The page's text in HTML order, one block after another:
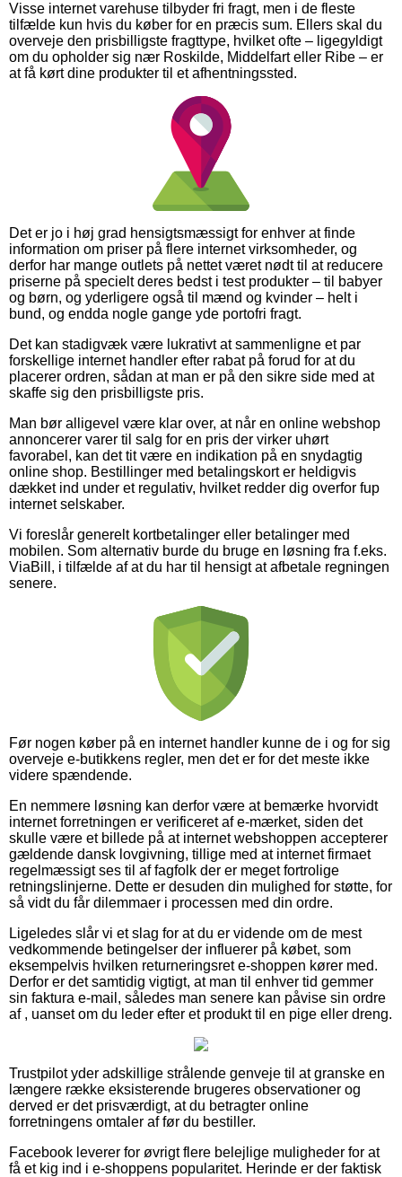
Visse internet varehuse tilbyder fri fragt, men i de fleste
tilfælde kun hvis du køber for en præcis sum. Ellers skal du
overveje den prisbilligste fragttype, hvilket ofte – ligegyldigt
om du opholder sig nær Roskilde, Middelfart eller Ribe – er
at få kørt dine produkter til et afhentningssted.
Det er jo i høj grad hensigtsmæssigt for enhver at finde
information om priser på flere internet virksomheder, og
derfor har mange outlets på nettet været nødt til at reducere
priserne på specielt deres bedst i test produkter – til babyer
og børn, og yderligere også til mænd og kvinder – helt i
bund, og endda nogle gange yde portofri fragt.
Det kan stadigvæk være lukrativt at sammenligne et par
forskellige internet handler efter rabat på forud for at du
placerer ordren, sådan at man er på den sikre side med at
skaffe sig den prisbilligste pris.
Man bør alligevel være klar over, at når en online webshop
annoncerer varer til salg for en pris der virker uhørt
favorabel, kan det tit være en indikation på en snydagtig
online shop. Bestillinger med betalingskort er heldigvis
dækket ind under et regulativ, hvilket redder dig overfor fup
internet selskaber.
Vi foreslår generelt kortbetalinger eller betalinger med
mobilen. Som alternativ burde du bruge en løsning fra f.eks.
ViaBill, i tilfælde af at du har til hensigt at afbetale regningen
senere.
Før nogen køber på en internet handler kunne de i og for sig
overveje e-butikkens regler, men det er for det meste ikke
videre spændende.
En nemmere løsning kan derfor være at bemærke hvorvidt
internet forretningen er verificeret af e-mærket, siden det
skulle være et billede på at internet webshoppen accepterer
gældende dansk lovgivning, tillige med at internet firmaet
regelmæssigt ses til af fagfolk der er meget fortrolige
retningslinjerne. Dette er desuden din mulighed for støtte, for
så vidt du får dilemmaer i processen med din ordre.
Ligeledes slår vi et slag for at du er vidende om de mest
vedkommende betingelser der influerer på købet, som
eksempelvis hvilken returneringsret e-shoppen kører med.
Derfor er det samtidig vigtigt, at man til enhver tid gemmer
sin faktura e-mail, således man senere kan påvise sin ordre
af , uanset om du leder efter et produkt til en pige eller dreng.
Trustpilot yder adskillige strålende genveje til at granske en
længere række eksisterende brugeres observationer og
derved er det prisværdigt, at du betragter online
forretningens omtaler af før du bestiller.
Facebook leverer for øvrigt flere belejlige muligheder for at
få et kig ind i e-shoppens popularitet. Herinde er der faktisk